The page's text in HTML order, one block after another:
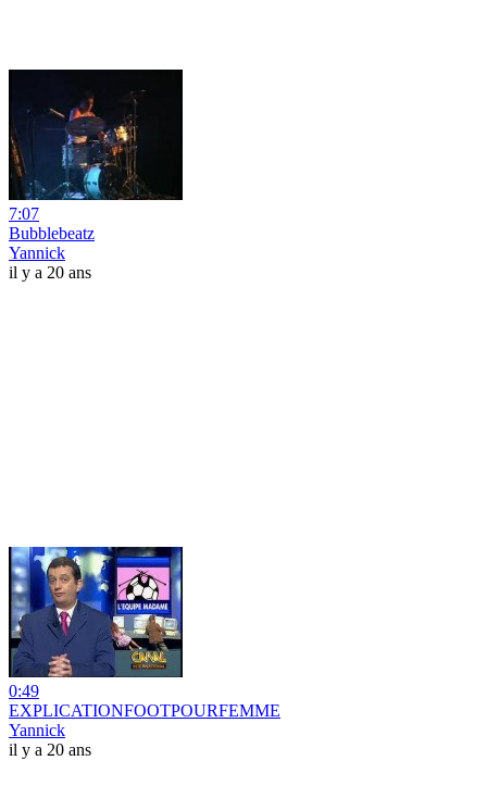
7:07
Bubblebeatz
Yannick
il y a 20 ans
0:49
EXPLICATIONFOOTPOURFEMME
Yannick
il y a 20 ans